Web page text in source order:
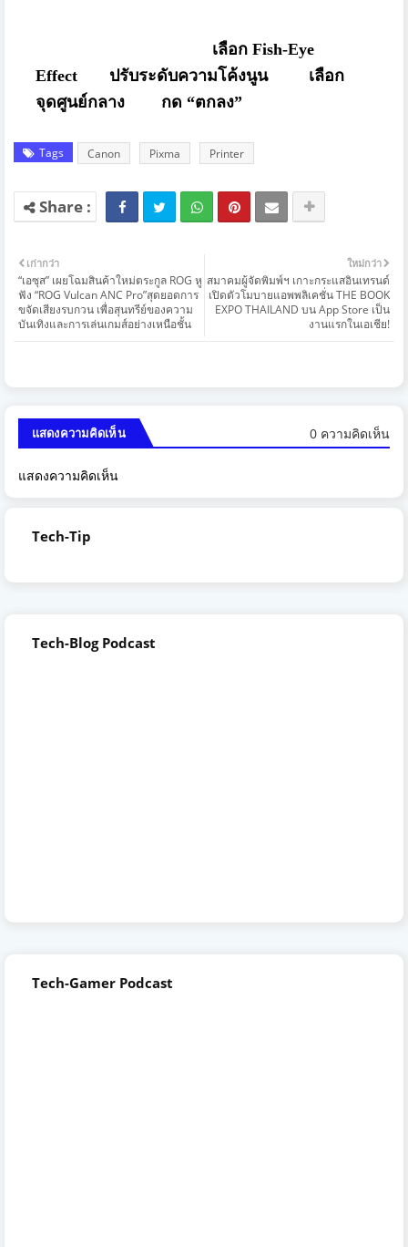
เลือก Fish-Eye
Effect
ปรับระดับความโค้งนูน เลือก
จุดศูนย์กลาง กด “ตกลง”
Tags Canon Pixma Printer
ใหม่กว่า
สมาคมผู้จัดพิมพ์ฯ เกาะกระแสอินเทรนด์
เปิดตัวโมบายแอพพลิเคชั่น THE BOOK
EXPO THAILAND บน App Store เป็น
งานแรกในเอเชีย!
เก่ากว่า
“เอซุส” เผยโฉมสินค้าใหม่ตระกูล ROG หู
ฟัง “ROG Vulcan ANC Pro”สุดยอดการ
ขจัดเสียงรบกวน เพื่อสุนทรีย์ของความ
บันเทิงและการเล่นเกมส์อย่างเหนือชั้น
แสดงความคิดเห็น 0 ความคิดเห็น
แสดงความคิดเห็น
Tech-Tip
Tech-Blog Podcast
Tech-Gamer Podcast